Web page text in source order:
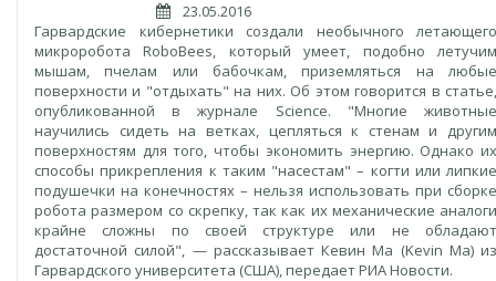
23.05.2016
Гарвардские кибернетики создали необычного летающего
микроробота RoboBees, который умеет, подобно летучим
мышам, пчелам или бабочкам, приземляться на любые
поверхности и "отдыхать" на них. Об этом говорится в статье,
опубликованной в журнале Science. "Многие животные
научились сидеть на ветках, цепляться к стенам и другим
поверхностям для того, чтобы экономить энергию. Однако их
способы прикрепления к таким "насестам" – когти или липкие
подушечки на конечностях – нельзя использовать при сборке
робота размером со скрепку, так как их механические аналоги
крайне сложны по своей структуре или не обладают
достаточной силой", — рассказывает Кевин Ма (Kevin Ma) из
Гарвардского университета (США), передает РИА Новости.